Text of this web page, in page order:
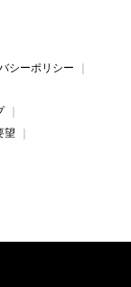
シーポリシー
望